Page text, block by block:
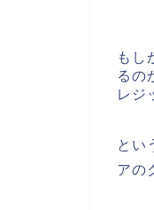
もし
るの
レジ
とい
アの